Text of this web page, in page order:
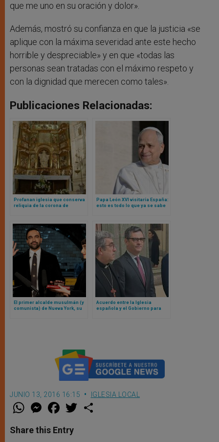
que me uno en su oración y dolor».
Además, mostró su confianza en que la justicia «se
aplique con la máxima severidad ante este hecho
horrible y despreciable» y en que «todas las
personas sean tratadas con el máximo respeto y
con la dignidad que merecen como tales».
Publicaciones Relacionadas:
Profanan iglesia que conserva
reliquia de la corona de
Iglesia?
Papa León XVI visitaría España:
esto es todo lo que ya se sabe
El primer alcalde musulmán (y
comunista) de Nueva York, su
Acuerdo entre la Iglesia
española y el Gobierno para
JUNIO 13, 2016 16:15 IGLESIA LOCAL
W
t
s
M
e
s
e
F
a
e
b
w
Share this Entry